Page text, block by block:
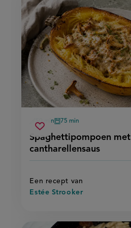
Spaghettipompoen met
cantharellensaus
voorbereidingstijd
50 min
oventijd
75 min
Een recept van
Estée Strooker
Sla
recept
op
spaghettipompoen
met
cantharellensaus